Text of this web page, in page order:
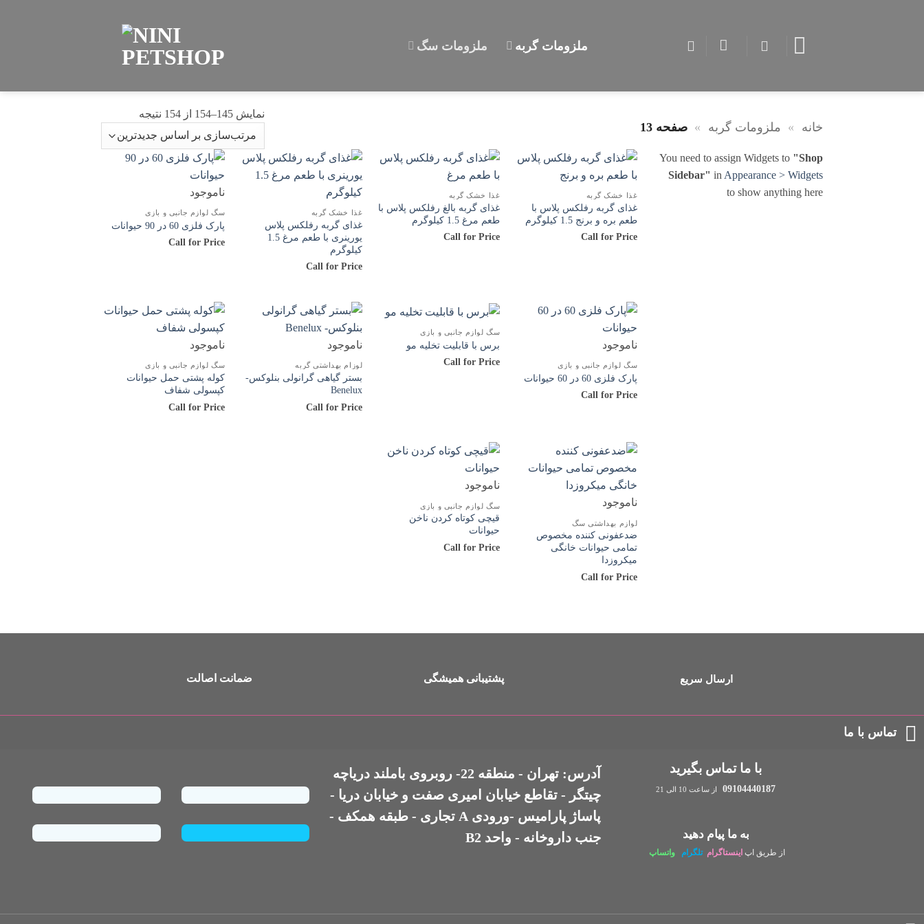
ملزومات گربه ملزومات سگ
خانه » ملزومات گربه » صفحه 13
نمایش 145–154 از 154 نتیجه
بر
اساس
جدیدترین
You need to assign Widgets to "Shop
Sidebar" in Appearance > Widgets
to show anything here
غذا خشک گربه
غذای گربه رفلکس پلاس با
طعم بره و برنج 1.5 کیلوگرم
Call for Price
غذا خشک گربه
غذای گربه بالغ رفلکس پلاس با
طعم مرغ 1.5 کیلوگرم
Call for Price
غذا خشک گربه
غذای گربه رفلکس پلاس
یورینری با طعم مرغ 1.5
کیلوگرم
Call for Price
ناموجود
سگ لوازم جانبی و بازی
پارک فلزی 60 در 90 حیوانات
Call for Price
ناموجود
سگ لوازم جانبی و بازی
پارک فلزی 60 در 60 حیوانات
Call for Price
سگ لوازم جانبی و بازی
برس با قابلیت تخلیه مو
Call for Price
ناموجود
لوزام بهداشتی گربه
بستر گیاهی گرانولی بنلوکس-
Benelux
Call for Price
ناموجود
سگ لوازم جانبی و بازی
کوله پشتی حمل حیوانات
کپسولی شفاف
Call for Price
ناموجود
لوازم بهداشتی سگ
ضدعفونی کننده مخصوص
تمامی حیوانات خانگی
میکروزدا
Call for Price
ناموجود
سگ لوازم جانبی و بازی
قیچی کوتاه کردن ناخن
حیوانات
Call for Price
ارسال سریع پشتیبانی همیشگی ضمانت اصالت
تماس با ما
با ما تماس بگیرید
09104440187 از ساعت 10 الی 21
به ما پیام دهید
از طریق اپ اینستاگرام تلگرام واتساپ
آدرس: تهران - منطقه 22- روبروی باملند دریاچه
چیتگر - تقاطع خیابان امیری صفت و خیابان دریا -
پاساژ پارامیس -ورودی A تجاری - طبقه همکف -
جنب داروخانه - واحد B2